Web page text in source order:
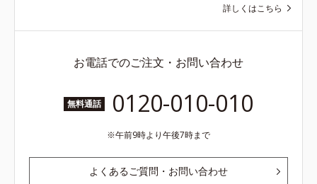
詳しくはこちら
お電話でのご注文・お問い合わせ
無料通話 0120-010-010
午前9時より午後7時まで
よくあるご質問・お問い合わせ